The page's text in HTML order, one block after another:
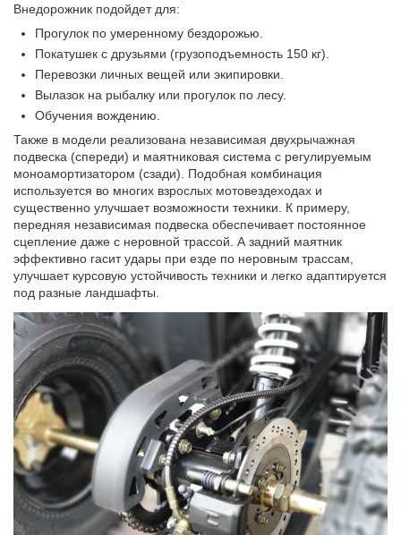
Внедорожник подойдет для:
Прогулок по умеренному бездорожью.
Покатушек с друзьями (грузоподъемность 150 кг).
Перевозки личных вещей или экипировки.
Вылазок на рыбалку или прогулок по лесу.
Обучения вождению.
Также в модели реализована независимая двухрычажная
подвеска (спереди) и маятниковая система с регулируемым
моноамортизатором (сзади). Подобная комбинация
используется во многих взрослых мотовездеходах и
существенно улучшает возможности техники. К примеру,
передняя независимая подвеска обеспечивает постоянное
сцепление даже с неровной трассой. А задний маятник
эффективно гасит удары при езде по неровным трассам,
улучшает курсовую устойчивость техники и легко адаптируется
под разные ландшафты.